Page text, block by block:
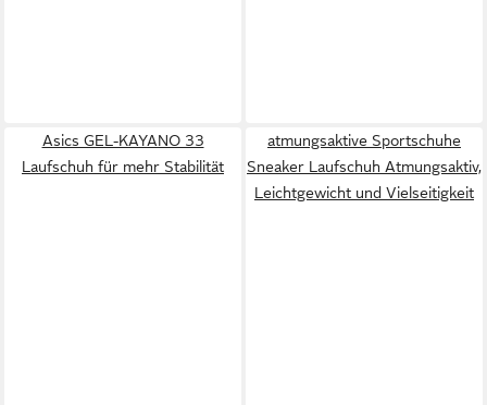
Asics GEL-KAYANO 33
Laufschuh für mehr Stabilität
atmungsaktive Sportschuhe
Sneaker Laufschuh Atmungsaktiv,
Leichtgewicht und Vielseitigkeit